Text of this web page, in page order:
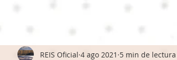
REIS Oficial 4 ago 2021 5 min de lectura